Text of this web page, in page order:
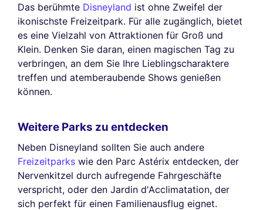
Das berühmte Disneyland ist ohne Zweifel der
ikonischste Freizeitpark. Für alle zugänglich, bietet
es eine Vielzahl von Attraktionen für Groß und
Klein. Denken Sie daran, einen magischen Tag zu
verbringen, an dem Sie Ihre Lieblingscharaktere
treffen und atemberaubende Shows genießen
können.
Weitere Parks zu entdecken
Neben Disneyland sollten Sie auch andere
Freizeitparks wie den Parc Astérix entdecken, der
Nervenkitzel durch aufregende Fahrgeschäfte
verspricht, oder den Jardin d'Acclimatation, der
sich perfekt für einen Familienausflug eignet.